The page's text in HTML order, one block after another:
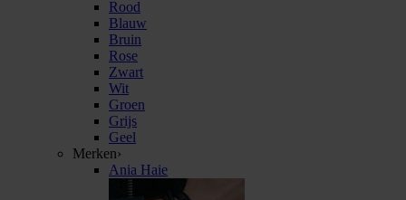
Rood
Blauw
Bruin
Rose
Zwart
Wit
Groen
Grijs
Geel
Merken›
Ania Haie